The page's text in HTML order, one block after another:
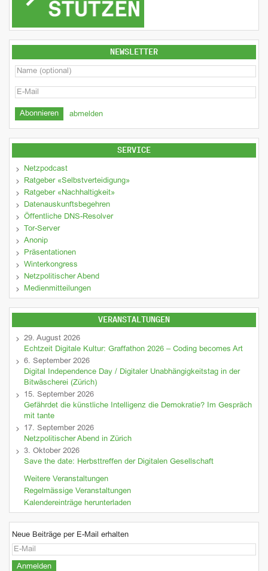
NEWSLETTER
abmelden
SERVICE
Netzpodcast
Ratgeber «Selbstverteidigung»
Ratgeber «Nachhaltigkeit»
Datenauskunftsbegehren
Öffentliche DNS-Resolver
Tor-Server
Anonip
Präsentationen
Winterkongress
Netzpolitischer Abend
Medienmitteilungen
VERANSTALTUNGEN
29. August 2026
Echtzeit Digitale Kultur: Graffathon 2026 – Coding becomes Art
6. September 2026
Digital Independence Day / Digitaler Unabhängigkeitstag in der
Bitwäscherei (Zürich)
15. September 2026
Gefährdet die künstliche Intelligenz die Demokratie? Im Gespräch
mit tante
17. September 2026
Netzpolitischer Abend in Zürich
3. Oktober 2026
Save the date: Herbsttreffen der Digitalen Gesellschaft
Weitere Veranstaltungen
Regelmässige Veranstaltungen
Kalendereinträge herunterladen
Neue Beiträge per E-Mail erhalten